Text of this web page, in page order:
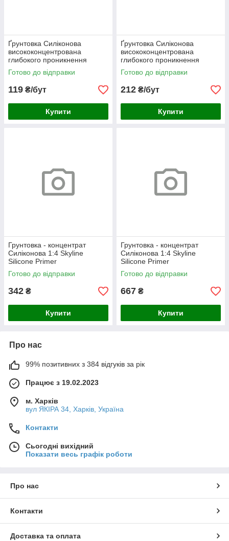
Ґрунтовка Силіконова
висококонцентрована
глибокого проникнення
«Silicone SkyLine» 1л
(морозостійка)
Готово до відправки
119 ₴/бут
Купити
Ґрунтовка Силіконова
висококонцентрована
глибокого проникнення
«Silicone SkyLine» 2л
(морозостійка)
Готово до відправки
212 ₴/бут
Купити
Грунтовка - концентрат
Силіконова 1:4 Skyline
Silicone Primer
глибокопроникаюча 1 л
Готово до відправки
342 ₴
Купити
Грунтовка - концентрат
Силіконова 1:4 Skyline
Silicone Primer
глибокопроникаюча 2 л
Готово до відправки
667 ₴
Купити
Про нас
99% позитивних з 384 відгуків за рік
Працює з 19.02.2023
м. Харків
вул ЯКІРА 34, Харків, Україна
Контакти
Сьогодні вихідний
Показати весь графік роботи
Про нас
Контакти
Доставка та оплата